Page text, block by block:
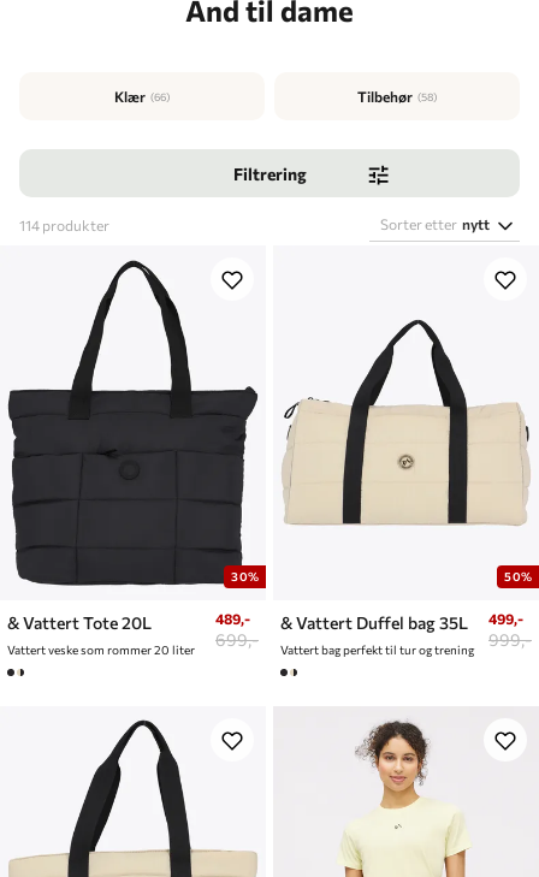
And til dame
Klær (66) Tilbehør (58)
Filtrering
114 produkter Sorter etter nytt
30%
& Vattert Tote 20L
Vattert veske som rommer 20 liter
489,-
699,-
50%
& Vattert Duffel bag 35L
Vattert bag perfekt til tur og trening
499,-
999,-